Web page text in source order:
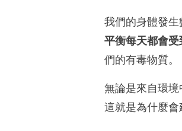
我們的身體發生
平衡每天都會受
們的有毒物質。
無論是來自環境
這就是為什麼會